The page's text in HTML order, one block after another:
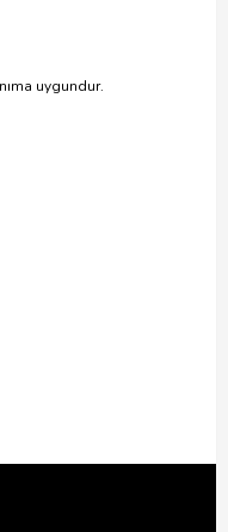
uygundur.